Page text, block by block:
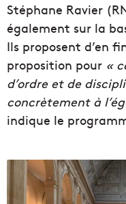
Stéphane Ravier
également sur la
Ils proposent d’en
proposition pour «
d’ordre et de
concrètement à
indique le
G